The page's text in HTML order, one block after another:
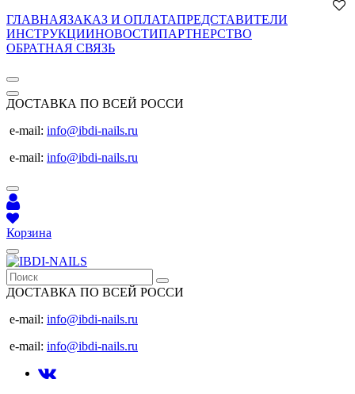
ГЛАВНАЯЗАКАЗ И ОПЛАТАПРЕДСТАВИТЕЛИ
ИНСТРУКЦИИНОВОСТИПАРТНЕРСТВО
ОБРАТНАЯ СВЯЗЬ
ДОСТАВКА ПО ВСЕЙ РОССИ
e-mail: info@ibdi-nails.ru
e-mail: info@ibdi-nails.ru
Корзина
ДОСТАВКА ПО ВСЕЙ РОССИ
e-mail: info@ibdi-nails.ru
e-mail: info@ibdi-nails.ru